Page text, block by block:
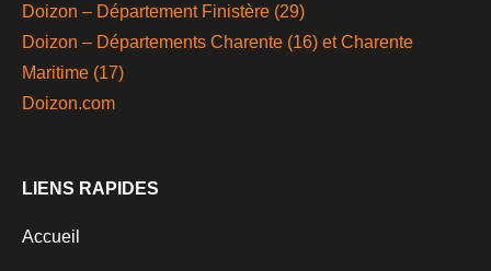
Doizon – Département Finistère (29)
Doizon – Départements Charente (16) et Charente
Maritime (17)
Doizon.com
LIENS RAPIDES
Accueil